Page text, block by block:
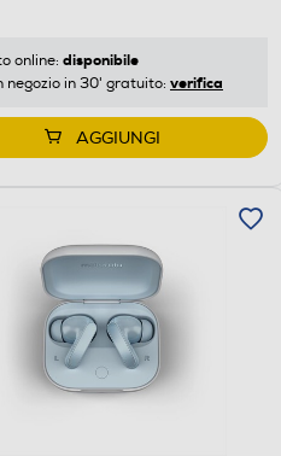
online: disponibile
negozio in 30' gratuito: verifica
AGGIUNGI